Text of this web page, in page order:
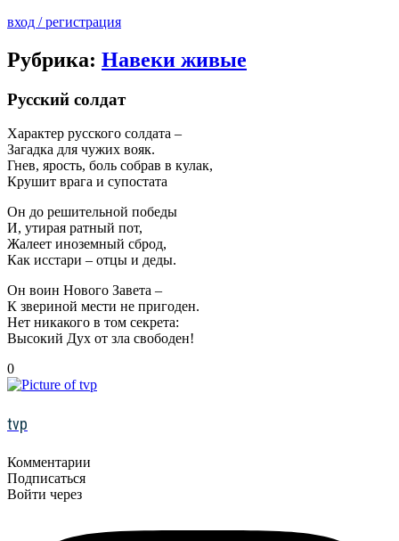
вход / регистрация
Рубрика: Навеки живые
Русский солдат
Характер русского солдата –
Загадка для чужих вояк.
Гнев, ярость, боль собрав в кулак,
Крушит врага и супостата
Он до решительной победы
И, утирая ратный пот,
Жалеет иноземный сброд,
Как исстари – отцы и деды.
Он воин Нового Завета –
К звериной мести не пригоден.
Нет никакого в том секрета:
Высокий Дух от зла свободен!
0
tvp
Комментарии
Подписаться
Войти через